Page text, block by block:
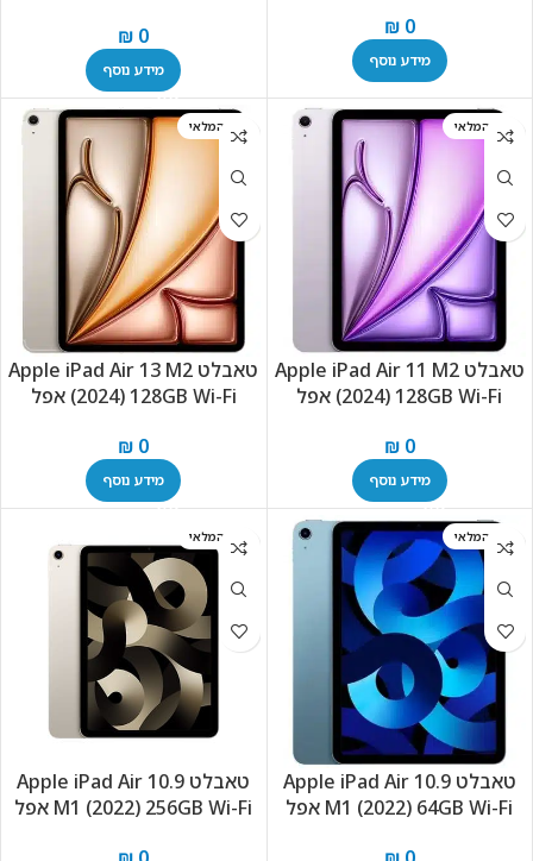
₪0
מידע נוסף
₪ 0
מידע נוסף
אזל המלאי
טאבלט Apple iPad Air 11 M2
(2024) 128GB Wi-Fi אפל
₪0
מידע נוסף
אזל המלאי
טאבלט Apple iPad Air 13 M2
(2024) 128GB Wi-Fi אפל
₪ 0
מידע נוסף
אזל המלאי
טאבלט Apple iPad Air 10.9
M1 (2022) 64GB Wi-Fi אפל
אזל המלאי
טאבלט Apple iPad Air 10.9
M1 (2022) 256GB Wi-Fi אפל